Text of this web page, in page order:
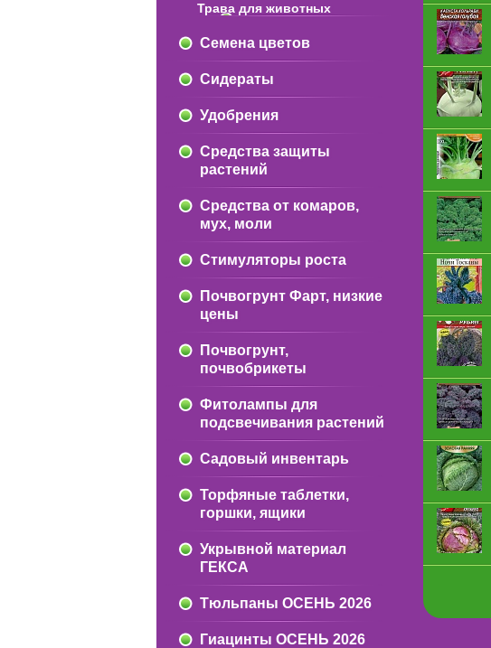
Трава для животных
Семена цветов
Сидераты
Удобрения
Средства защиты
растений
Средства от комаров,
мух, моли
Стимуляторы роста
Почвогрунт Фарт, низкие
цены
Почвогрунт,
почвобрикеты
Фитолампы для
подсвечивания растений
Садовый инвентарь
Торфяные таблетки,
горшки, ящики
Укрывной материал
ГЕКСА
Тюльпаны ОСЕНЬ 2026
Гиацинты ОСЕНЬ 2026